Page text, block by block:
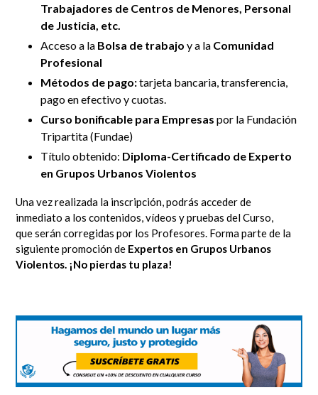
Trabajadores de Centros de Menores, Personal
de Justicia, etc.
Acceso a la Bolsa de trabajo y a la Comunidad
Profesional
Métodos de pago:tarjeta bancaria, transferencia,
pago en efectivo y cuotas.
Curso bonificable para Empresas por la Fundación
Tripartita (Fundae)
Título obtenido: Diploma-Certificado de Experto
en Grupos Urbanos Violentos
Una vez realizada la inscripción, podrás acceder de
inmediato a los contenidos, vídeos y pruebas del Curso,
que serán corregidas por los Profesores. Forma parte de la
siguiente promoción de Expertos en Grupos Urbanos
Violentos. ¡No pierdas tu plaza!